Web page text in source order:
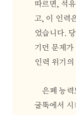
따르면, 석
고, 이 인력
었습니다.
기던 문제
인력 위기
은폐 능력
굴뚝에서 시